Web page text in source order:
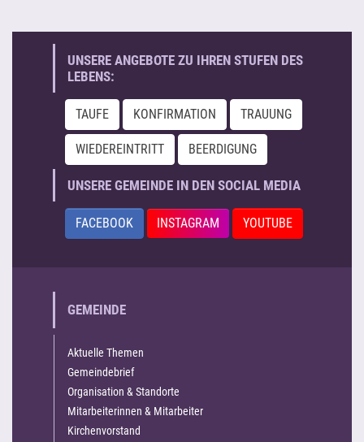
UNSERE ANGEBOTE ZU IHREN STUFEN DES
LEBENS:
TAUFE KONFIRMATION TRAUUNG
WIEDEREINTRITT BEERDIGUNG
UNSERE GEMEINDE IN DEN SOCIAL MEDIA
FACEBOOK INSTAGRAM YOUTUBE
GEMEINDE
Aktuelle Themen
Gemeindebrief
Organisation & Standorte
Mitarbeiterinnen & Mitarbeiter
Kirchenvorstand